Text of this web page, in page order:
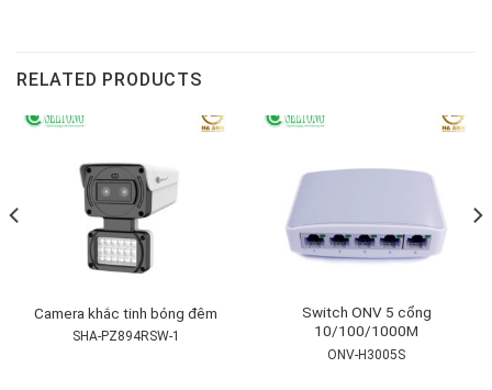
RELATED PRODUCTS
Camera khắc tinh bóng đêm
SHA-PZ894RSW-1
Switch ONV 5 cổng
10/100/1000M
ONV-H3005S